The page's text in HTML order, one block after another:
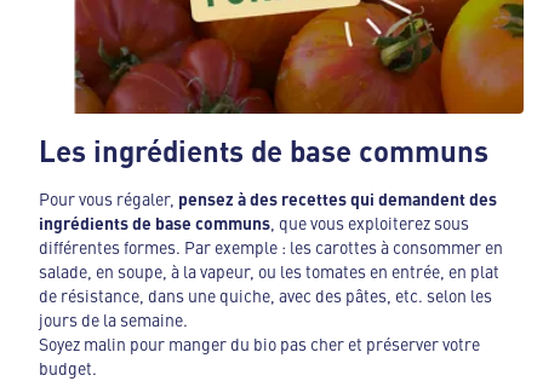
Les ingrédients de base communs
Pour vous régaler, pensez à des recettes qui demandent des
ingrédients de base communs , que vous exploiterez sous
différentes formes. Par exemple : les carottes à consommer en
salade, en soupe, à la vapeur, ou les tomates en entrée, en plat
de résistance, dans une quiche, avec des pâtes, etc. selon les
jours de la semaine.
Soyez malin pour manger du bio pas cher et préserver votre
budget.